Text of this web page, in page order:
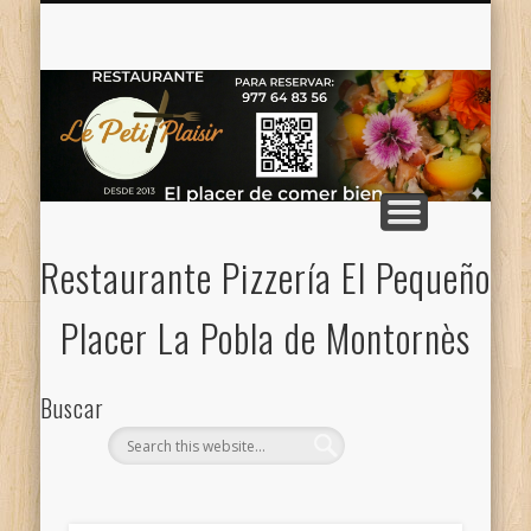
Restaurante Pizzería El Pequeño
Placer La Pobla de Montornès
Buscar